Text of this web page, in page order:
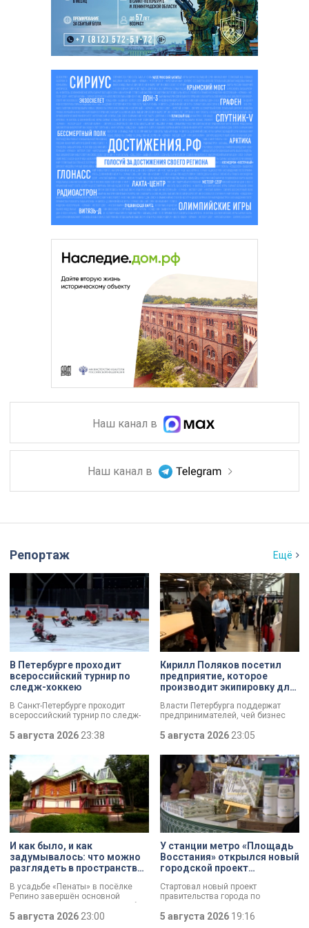
Наш канал в
Наш канал в
Репортаж Ещё
В Петербурге проходит
всероссийский турнир по
следж-хоккею
В Санкт-Петербурге проходит
всероссийский турнир по следж-
только медали, но и возможность
в следующем сезоне стать
участниками чемпионата России
«Лиги героев».
5 августа 2026 23:38
Кирилл Поляков посетил
предприятие, которое
производит экипировку для
Власти Петербурга поддержат
предпринимателей, чей бизнес
складах маркетплейсов.
Разработать специальный пакет
мер правительству города поручил
губернатор Александр Беглов.
Сегодня об этом заявил вице-
губернатор Кирилл Поляков, во
время визита на одно из
пострадавших предприятий.
Компания шьет экипировку для
спортсменов и крупных
корпораций. Производитель
спортивной одежды потерял товар
почти на 10 миллионов рублей.
5 августа 2026 23:05
И как было, и как
задумывалось: что можно
разглядеть в пространствах
В усадьбе «Пенаты» в посёлке
Репино завершён основной
комплекс реставрационных работ.
И впервые за 60 лет в музее
готовы показать свободные от
5 августа 2026 23:00
У станции метро «Площадь
Восстания» открылся новый
городской проект
Стартовал новый проект
правительства города по
«Петербургский сувенир». Его
задача — помочь локальным
5 августа 2026 19:16